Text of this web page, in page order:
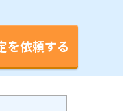
を依頼する